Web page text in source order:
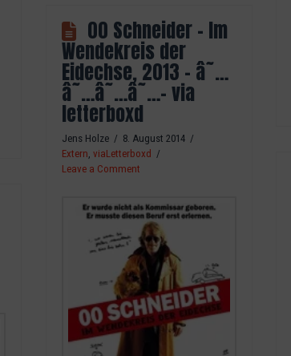
00 Schneider – Im
Wendekreis der
Eidechse, 2013 – â˜…
â˜…â˜…â˜…- via
letterboxd
Jens Holze
8. August 2014
Extern ,viaLetterboxd
Leave a Comment